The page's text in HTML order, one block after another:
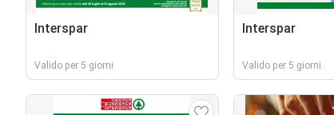
Interspar
Valido per 5 giorni
Interspar
Valido per 5 giorni